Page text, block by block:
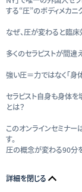
する“圧”のボディメカ
なぜ、圧が変わると臨
多くのセラピストが間
強い圧＝力ではなく「身
セラピスト自身も身体
とは？
このオンラインセミナー
す。
圧の概念が変わる90分を
詳細を閉じる